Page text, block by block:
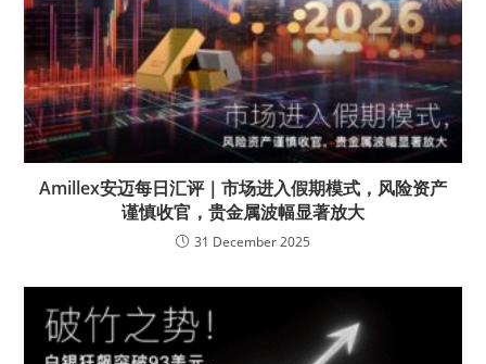
Amillex安迈每日汇评｜市场进入假期模式，风险资产
谨慎收官，贵金属波幅显著放大
31 December 2025